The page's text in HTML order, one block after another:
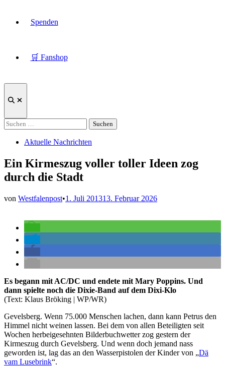
Spenden
🛒 Fanshop
Suche
Suchen
nach:
Veröffentlicht
Aktuelle Nachrichten
Ein Kirmeszug voller toller Ideen zog
durch die Stadt
von Westfalenpost•1. Juli 201313. Februar 2026
Es begann mit AC/DC und endete mit Mary Poppins. Und
dann spielte noch die Dixie-Band auf dem Dixi-Klo
(Text: Klaus Bröking | WP/WR)
Gevelsberg. Wenn 75.000 Menschen lachen, dann kann Petrus den
Himmel nicht weinen lassen. Bei dem von allen Beteiligten seit
Wochen herbeigesehnten Bilderbuchwetter zog gestern der
Kirmeszug durch Gevelsberg. Und wenn doch jemand nass
geworden ist, lag das an den Wasserpistolen der Kinder von „Dä
vam Lusebrink“.